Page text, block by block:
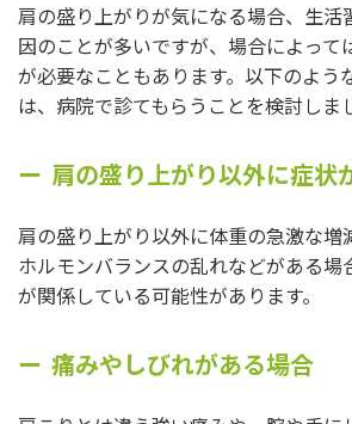
肩の盛り上がりが気になる場合、生活
因のことが多いですが、場合によって
が必要なこともあります。以下のよう
は、病院で診てもらうことを検討しま
肩の盛り上がり以外に症状
肩の盛り上がり以外に体重の急激な増
ホルモンバランスの乱れなどがある場
が関係している可能性があります。
痛みやしびれがある場合